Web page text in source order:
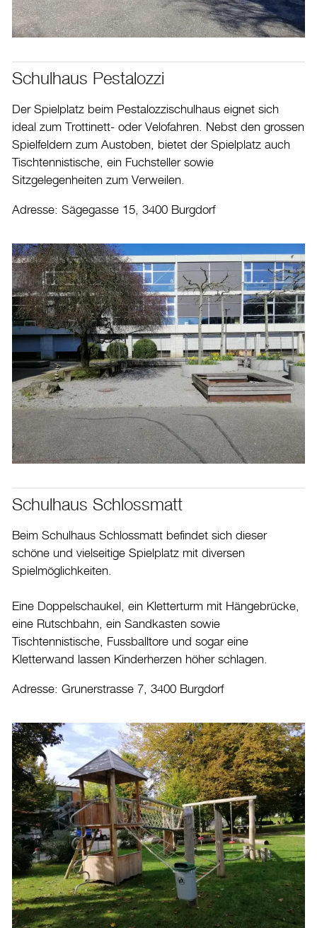
Schulhaus Pestalozzi
Der Spielplatz beim Pestalozzischulhaus eignet sich
ideal zum Trottinett- oder Velofahren. Nebst den grossen
Spielfeldern zum Austoben, bietet der Spielplatz auch
Tischtennistische, ein Fuchsteller sowie
Sitzgelegenheiten zum Verweilen.
Adresse: Sägegasse 15, 3400 Burgdorf
Schulhaus Schlossmatt
Beim Schulhaus Schlossmatt befindet sich dieser
schöne und vielseitige Spielplatz mit diversen
Spielmöglichkeiten.
Eine Doppelschaukel, ein Kletterturm mit Hängebrücke,
eine Rutschbahn, ein Sandkasten sowie
Tischtennistische, Fussballtore und sogar eine
Kletterwand lassen Kinderherzen höher schlagen.
Adresse: Grunerstrasse 7, 3400 Burgdorf